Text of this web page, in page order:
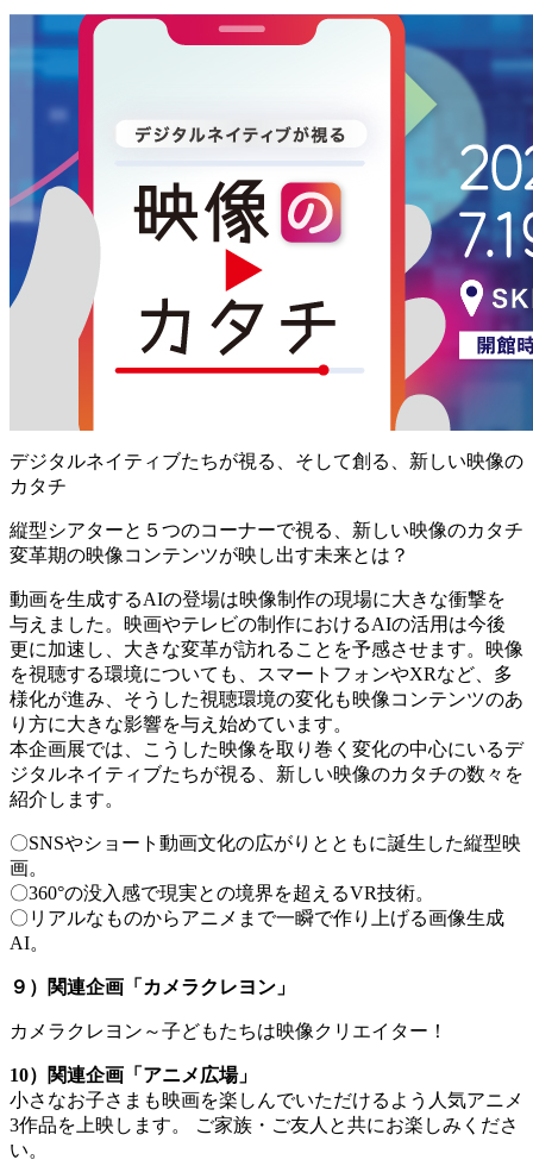
デジタルネイティブたちが視る、そして創る、新しい映像の
カタチ
縦型シアターと５つのコーナーで視る、新しい映像のカタチ
変革期の映像コンテンツが映し出す未来とは？
動画を生成するAIの登場は映像制作の現場に大きな衝撃を
与えました。映画やテレビの制作におけるAIの活用は今後
更に加速し、大きな変革が訪れることを予感させます。映像
を視聴する環境についても、スマートフォンやXRなど、多
様化が進み、そうした視聴環境の変化も映像コンテンツのあ
り方に大きな影響を与え始めています。
本企画展では、こうした映像を取り巻く変化の中心にいるデ
ジタルネイティブたちが視る、新しい映像のカタチの数々を
紹介します。
〇SNSやショート動画文化の広がりとともに誕生した縦型映
画。
〇360°の没入感で現実との境界を超えるVR技術。
〇リアルなものからアニメまで一瞬で作り上げる画像生成
AI。
９）関連企画「カメラクレヨン」
カメラクレヨン～子どもたちは映像クリエイター！
10）関連企画「アニメ広場」
小さなお子さまも映画を楽しんでいただけるよう人気アニメ
3作品を上映します。 ご家族・ご友人と共にお楽しみくださ
い。